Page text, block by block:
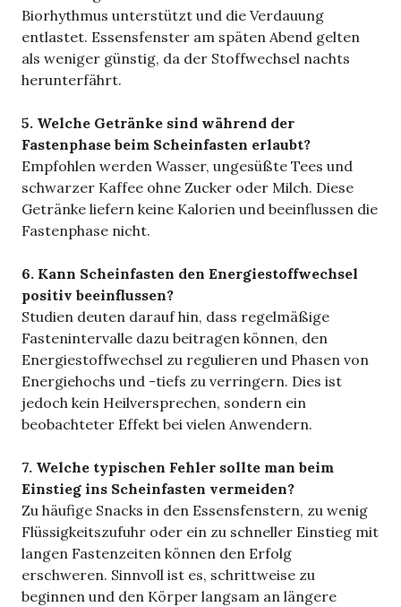
Biorhythmus unterstützt und die Verdauung
entlastet. Essensfenster am späten Abend gelten
als weniger günstig, da der Stoffwechsel nachts
herunterfährt.
5. Welche Getränke sind während der
Fastenphase beim Scheinfasten erlaubt?
Empfohlen werden Wasser, ungesüßte Tees und
schwarzer Kaffee ohne Zucker oder Milch. Diese
Getränke liefern keine Kalorien und beeinflussen die
Fastenphase nicht.
6. Kann Scheinfasten den Energiestoffwechsel
positiv beeinflussen?
Studien deuten darauf hin, dass regelmäßige
Fastenintervalle dazu beitragen können, den
Energiestoffwechsel zu regulieren und Phasen von
Energiehochs und -tiefs zu verringern. Dies ist
jedoch kein Heilversprechen, sondern ein
beobachteter Effekt bei vielen Anwendern.
7. Welche typischen Fehler sollte man beim
Einstieg ins Scheinfasten vermeiden?
Zu häufige Snacks in den Essensfenstern, zu wenig
Flüssigkeitszufuhr oder ein zu schneller Einstieg mit
langen Fastenzeiten können den Erfolg
erschweren. Sinnvoll ist es, schrittweise zu
beginnen und den Körper langsam an längere